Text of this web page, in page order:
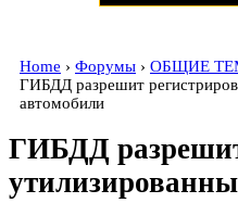
Home › Форумы › ОБЩИЕ
ГИБДД разрешит
автомобили
ГИБДД